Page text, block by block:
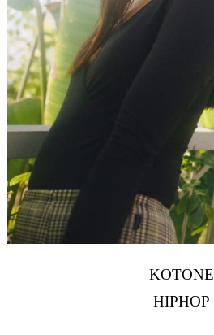
KOTONE
HIPHOP